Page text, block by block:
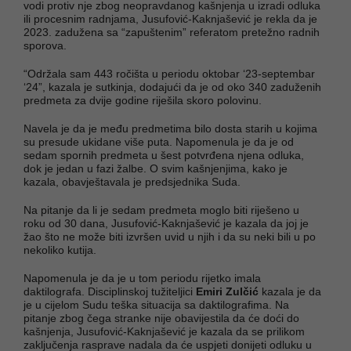
vodi protiv nje zbog neopravdanog kašnjenja u izradi odluka
ili procesnim radnjama, Jusufović-Kaknjašević je rekla da je
2023. zadužena sa “zapuštenim” referatom pretežno radnih
sporova.
“Održala sam 443 ročišta u periodu oktobar ‘23-septembar
‘24”, kazala je sutkinja, dodajući da je od oko 340 zaduženih
predmeta za dvije godine riješila skoro polovinu.
Navela je da je među predmetima bilo dosta starih u kojima
su presude ukidane više puta. Napomenula je da je od
sedam spornih predmeta u šest potvrđena njena odluka,
dok je jedan u fazi žalbe. O svim kašnjenjima, kako je
kazala, obavještavala je predsjednika Suda.
Na pitanje da li je sedam predmeta moglo biti riješeno u
roku od 30 dana, Jusufović-Kaknjašević je kazala da joj je
žao što ne može biti izvršen uvid u njih i da su neki bili u po
nekoliko kutija.
Napomenula je da je u tom periodu rijetko imala
daktilografa. Disciplinskoj tužiteljici Emiri Zulčić kazala je da
je u cijelom Sudu teška situacija sa daktilografima. Na
pitanje zbog čega stranke nije obavijestila da će doći do
kašnjenja, Jusufović-Kaknjašević je kazala da se prilikom
zaključenja rasprave nadala da će uspjeti donijeti odluku u